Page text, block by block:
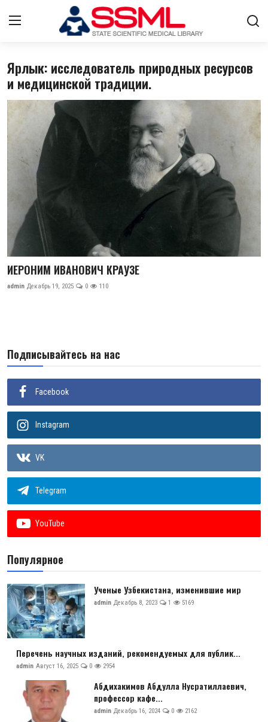
Авторизоваться регистр
Главная
Архив журналов Узбекистана
Стратегический план развития
Лента
ГНМБ
Цифровые коллекции
Фотогалерея
Медики Узбекистана
ВАК
ИИ
Статистика
PDF-translator
Проблемы Арала
Ярлык: исследователь природных ресурсов
и медицинской традиции.
ИЕРОНИМ ИВАНОВИЧ КРАУЗЕ
admin Декабрь 19, 2025 0 110
Подписывайтесь на нас
Facebook
Instagram
VK
Telegram
YouTube
Популярное
Ученые Узбекистана, изменившие мир
admin Декабрь 8, 2023 1 5169
Перечень научных изданий, рекомендуемых для публик...
admin Август 16, 2025 0 2954
Абдихакимов Абдулла Нусратиллаевич,
профессор кафе...
admin Декабрь 16, 2024 0 2162